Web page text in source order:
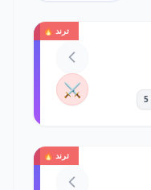
ترند 🔥
⚔️
ترند 🔥